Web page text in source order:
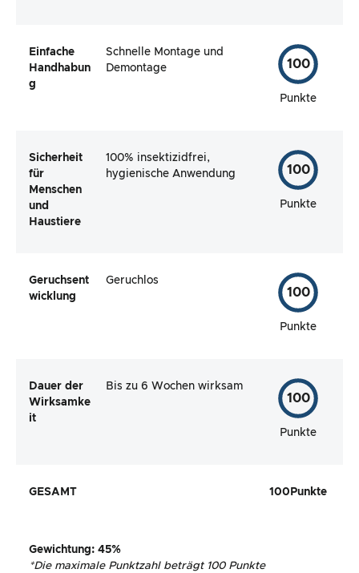
Einfache
Handhabun
g
Schnelle Montage und
Demontage
100
Punkte
Sicherheit
für
Menschen
und
Haustiere
100% insektizidfrei,
hygienische Anwendung
100
Punkte
Geruchsent
wicklung
Geruchlos
100
Punkte
Dauer der
Wirksamke
it
Bis zu 6 Wochen wirksam
100
Punkte
GESAMT 100 Punkte
Gewichtung: 45%
*Die maximale Punktzahl beträgt 100 Punkte